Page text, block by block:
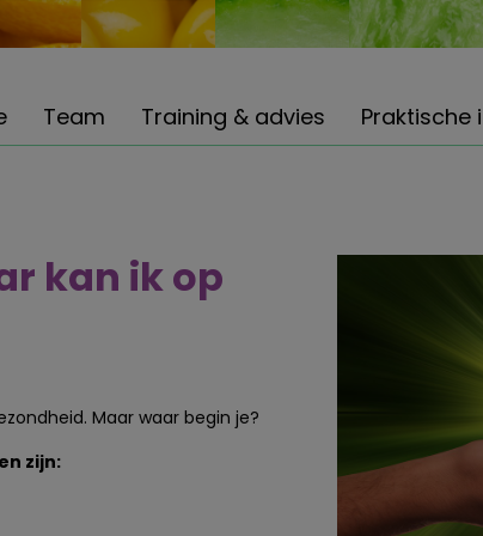
Team Training & advies Praktische
kan ik op
Maar waar begin je?
zijn: